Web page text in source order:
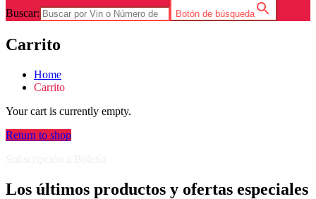
Buscar: Botón de búsqueda
Carrito
Home
Carrito
Your cart is currently empty.
Return to shop
Los últimos productos y ofertas especiales